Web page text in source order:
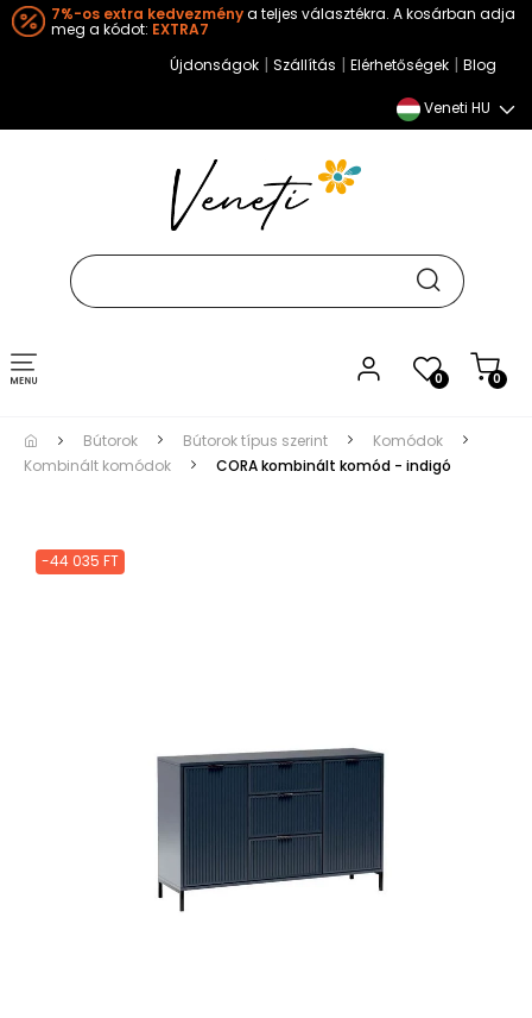
7%-os extra kedvezménya teljes választékra. A kosárban adja
meg a kódot: EXTRA7
Újdonságok | Szállítás | Elérhetőségek | Blog
Veneti HU
0 0
Toggle
navigation
Bútorok Bútorok típus szerint
Komódok
Kombinált komódok
CORA kombinált komód - indigó
-44 035 FT